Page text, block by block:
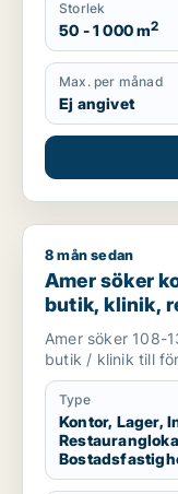
Storlek
50 - 1 000 m2
Max. per månad
Ej angivet
Amer söker
8 mån sedan
Amer söker
butik, klinik,
eller garage
Åstorp m.fl.
Amer söker 108-
butik / klinik till
Type
Kontor, Lager,